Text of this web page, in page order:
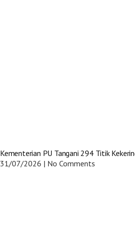
Kementerian PU Tangani 294 Titik
31/07/2026
No Comments